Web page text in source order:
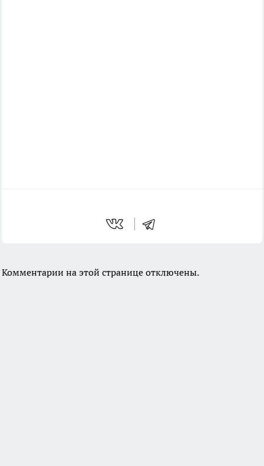
Комментарии на этой странице отключены.